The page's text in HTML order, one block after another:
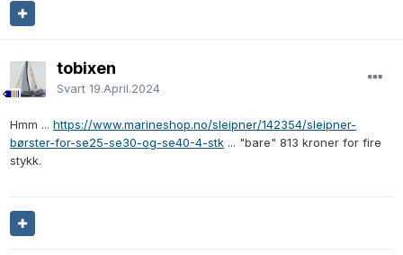
tobixen
Svart 19.April.2024
Hmm ... https://www.marineshop.no/sleipner/142354/sleipner-
børster-for-se25-se30-og-se40-4-stk ... "bare" 813 kroner for fire
stykk.